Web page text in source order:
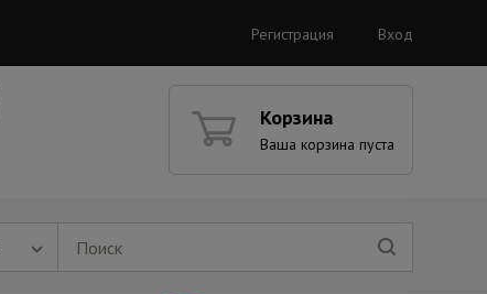
Регистрация Вход
Корзина
Ваша корзина пуста